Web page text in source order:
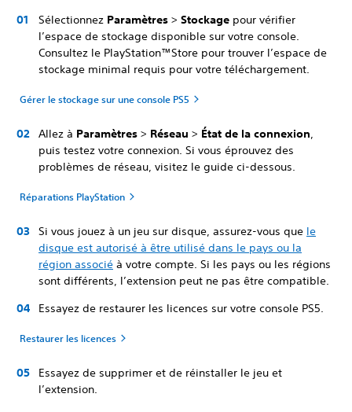
Sélectionnez Paramètres > Stockage pour vérifier
l’espace de stockage disponible sur votre console.
Consultez le PlayStation™Store pour trouver l’espace de
stockage minimal requis pour votre téléchargement.
Gérer le stockage sur une console PS5
Allez à Paramètres > Réseau > État de la connexion,
puis testez votre connexion. Si vous éprouvez des
problèmes de réseau, visitez le guide ci-dessous.
Réparations PlayStation
Si vous jouez à un jeu sur disque, assurez-vous que le
disque est autorisé à être utilisé dans le pays ou la
région associé à votre compte. Si les pays ou les régions
sont différents, l’extension peut ne pas être compatible.
Essayez de restaurer les licences sur votre console PS5.
Restaurer les licences
Essayez de supprimer et de réinstaller le jeu et
l’extension.